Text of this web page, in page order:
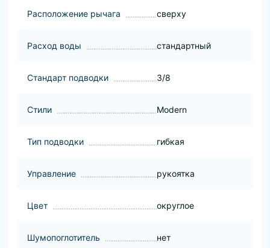
Расположение рычага сверху
Расход воды стандартный
Стандарт подводки 3/8
Стили Modern
Тип подводки гибкая
Управление рукоятка
Цвет округлое
Шумопоглотитель нет